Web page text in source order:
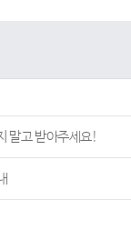
말고 받아주세요!